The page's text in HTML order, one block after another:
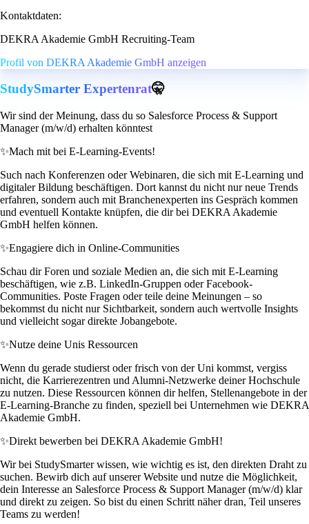
Kontaktdaten:
DEKRA Akademie GmbH Recruiting-Team
Profil von DEKRA Akademie GmbH anzeigen
StudySmarter Expertenrat🤫
Wir sind der Meinung, dass du so Salesforce Process & Support
Manager (m/w/d) erhalten könntest
✨Mach mit bei E-Learning-Events!
Such nach Konferenzen oder Webinaren, die sich mit E-Learning und
digitaler Bildung beschäftigen. Dort kannst du nicht nur neue Trends
erfahren, sondern auch mit Branchenexperten ins Gespräch kommen
und eventuell Kontakte knüpfen, die dir bei DEKRA Akademie
GmbH helfen können.
✨Engagiere dich in Online-Communities
Schau dir Foren und soziale Medien an, die sich mit E-Learning
beschäftigen, wie z.B. LinkedIn-Gruppen oder Facebook-
Communities. Poste Fragen oder teile deine Meinungen – so
bekommst du nicht nur Sichtbarkeit, sondern auch wertvolle Insights
und vielleicht sogar direkte Jobangebote.
✨Nutze deine Unis Ressourcen
Wenn du gerade studierst oder frisch von der Uni kommst, vergiss
nicht, die Karrierezentren und Alumni-Netzwerke deiner Hochschule
zu nutzen. Diese Ressourcen können dir helfen, Stellenangebote in der
E-Learning-Branche zu finden, speziell bei Unternehmen wie DEKRA
Akademie GmbH.
✨Direkt bewerben bei DEKRA Akademie GmbH!
Wir bei StudySmarter wissen, wie wichtig es ist, den direkten Draht zu
suchen. Bewirb dich auf unserer Website und nutze die Möglichkeit,
dein Interesse an Salesforce Process & Support Manager (m/w/d) klar
und direkt zu zeigen. So bist du einen Schritt näher dran, Teil unseres
Teams zu werden!